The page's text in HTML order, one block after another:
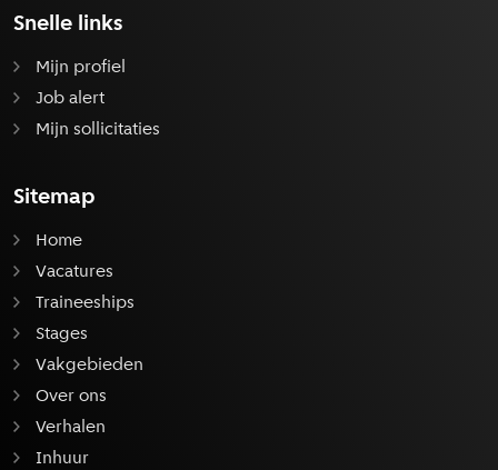
Snelle links
Mijn profiel
Job alert
Mijn sollicitaties
Sitemap
Home
Vacatures
Traineeships
Stages
Vakgebieden
Over ons
Verhalen
Inhuur